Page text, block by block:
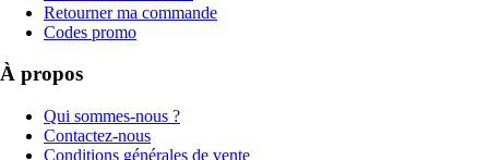
Retourner ma commande
Codes promo
À propos
Qui sommes-nous ?
Contactez-nous
Conditions générales de vente